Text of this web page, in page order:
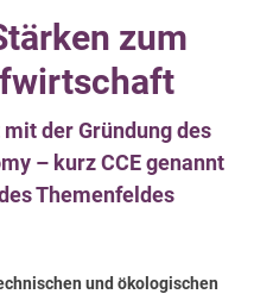
zum
der Gründung des
– kurz CCE genannt
Themenfeldes
und ökologischen